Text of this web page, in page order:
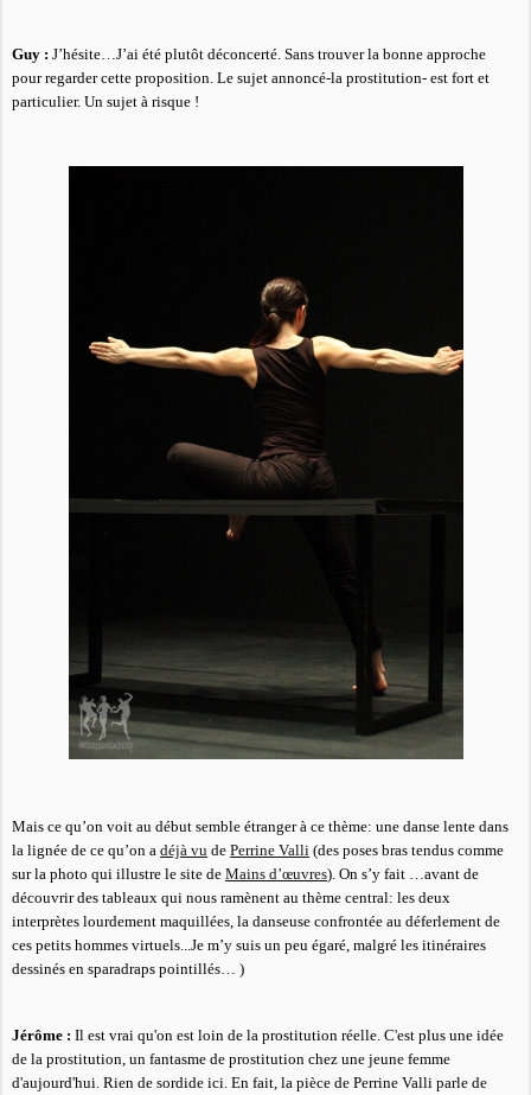
Guy : J’hésite…J’ai été plutôt déconcerté. Sans trouver la bonne approche
pour regarder cette proposition. Le sujet annoncé-la prostitution- est fort et
particulier. Un sujet à risque !
Mais ce qu’on voit au début semble étranger à ce thème: une danse lente dans
la lignée de ce qu’on adéjà vu dePerrine Valli (des poses bras tendus comme
sur la photo qui illustre le site deMains d’œuvres). On s’y fait …avant de
découvrir des tableaux qui nous ramènent au thème central: les deux
interprètes lourdement maquillées, la danseuse confrontée au déferlement de
ces petits hommes virtuels...Je m’y suis un peu égaré, malgré les itinéraires
dessinés en sparadraps pointillés… )
Jérôme : Il est vrai qu'on est loin de la prostitution réelle. C'est plus une idée
de la prostitution, un fantasme de prostitution chez une jeune femme
d'aujourd'hui. Rien de sordide ici. En fait, la pièce de Perrine Valli parle de